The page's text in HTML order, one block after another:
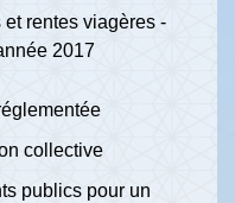
rentes viagères -
2017
collective
publics pour un